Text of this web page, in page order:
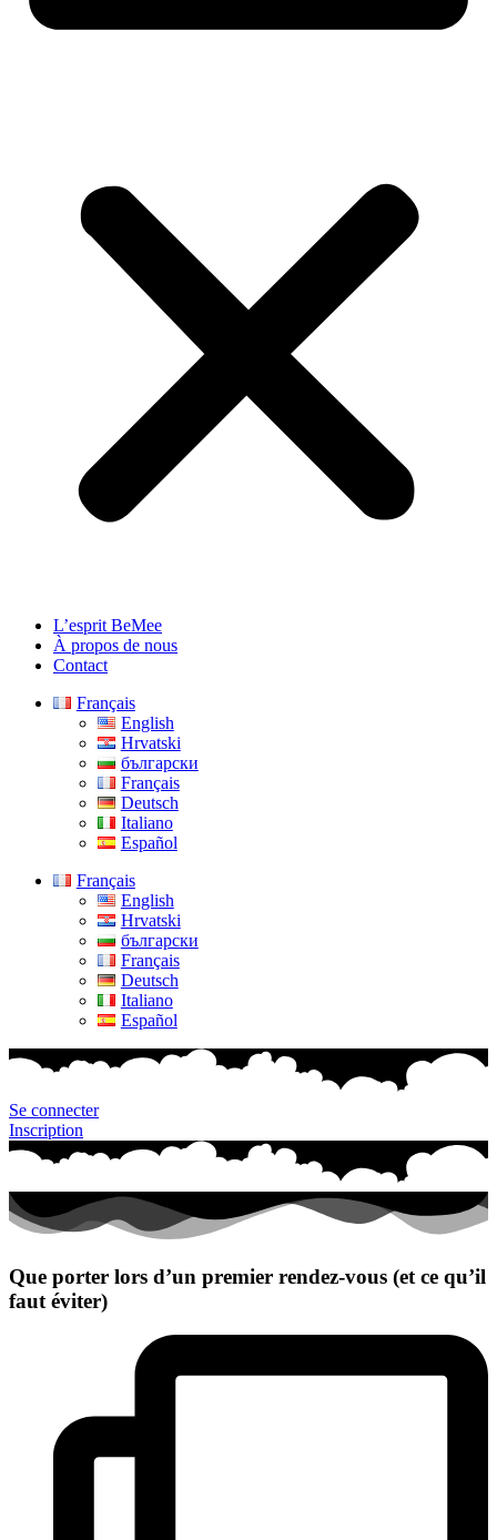
L’esprit BeMee
À propos de nous
Contact
Français
English
Hrvatski
български
Français
Deutsch
Italiano
Español
Français
English
Hrvatski
български
Français
Deutsch
Italiano
Español
Se connecter
Inscription
Que porter lors d’un premier rendez-vous (et ce qu’il
faut éviter)